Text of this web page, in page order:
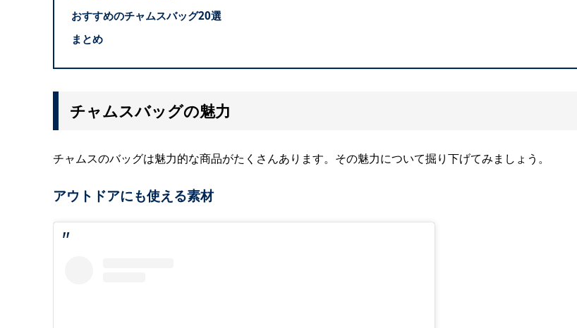
おすすめのチャムスバッグ20選
まとめ
チャムスバッグの魅力
チャムスのバッグは魅力的な商品がたくさんあります。その魅力について掘り下げてみましょう。
アウトドアにも使える素材